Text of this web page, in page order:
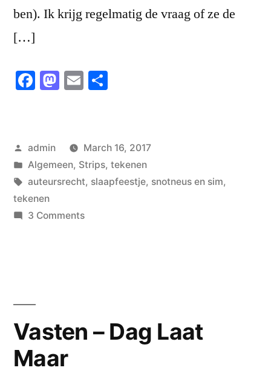
ben). Ik krijg regelmatig de vraag of ze de
[…]
Facebook
Mastodon
Email
Posted
by
admin
March 16, 2017
Posted
in
Algemeen, Strips, tekenen
Tags:
auteursrecht, slaapfeestje, snotneus en sim,
tekenen
3 Commentson
Vasten – Dag Laat
Maar